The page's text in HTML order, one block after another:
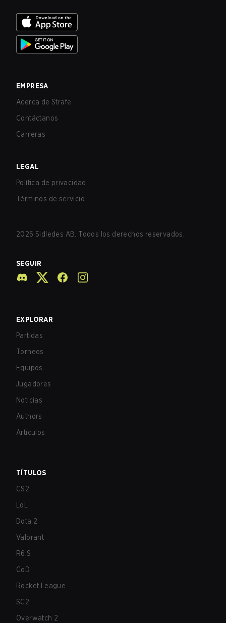
EMPRESA
Acerca de Strafe
Contáctanos
Carreras
LEGAL
Política de privacidad
Términos de servicio
2026 Sidledes AB. Todos los derechos reservados.
SEGUIR
EXPLORAR
Partidas
Torneos
Equipos
Jugadores
Noticias
Authors
Artículos
TÍTULOS
CS2
LoL
Dota 2
Valorant
R6:S
CoD
Rocket League
SC2
Overwatch 2